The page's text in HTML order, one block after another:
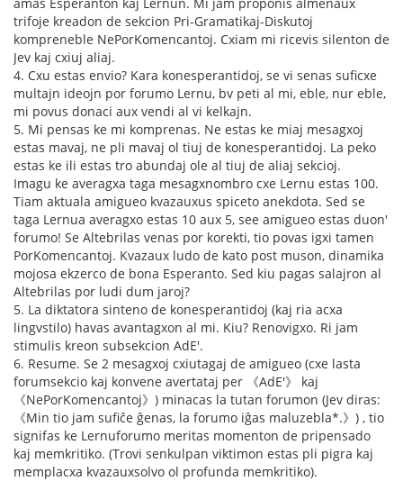
trifoje kreadon de sekcion Pri-Gramatikaj-Diskutoj
kompreneble NePorKomencantoj. Cxiam mi ricevis silenton de
Jev kaj cxiuj aliaj.
4. Cxu estas envio? Kara konesperantidoj, se vi senas suficxe
multajn ideojn por forumo Lernu, bv peti al mi, eble, nur eble,
mi povus donaci aux vendi al vi kelkajn.
5. Mi pensas ke mi komprenas. Ne estas ke miaj mesagxoj
estas mavaj, ne pli mavaj ol tiuj de konesperantidoj. La peko
estas ke ili estas tro abundaj ole al tiuj de aliaj sekcioj.
Imagu ke averagxa taga mesagxnombro cxe Lernu estas 100.
Tiam aktuala amigueo kvazauxus spiceto anekdota. Sed se
taga Lernua averagxo estas 10 aux 5, see amigueo estas duon'
forumo! Se Altebrilas venas por korekti, tio povas igxi tamen
PorKomencantoj. Kvazaux ludo de kato post muson, dinamika
mojosa ekzerco de bona Esperanto. Sed kiu pagas salajron al
Altebrilas por ludi dum jaroj?
5. La diktatora sinteno de konesperantidoj (kaj ria acxa
lingvstilo) havas avantagxon al mi. Kiu? Renovigxo. Ri jam
stimulis kreon subsekcion AdE'.
6. Resume. Se 2 mesagxoj cxiutagaj de amigueo (cxe lasta
forumsekcio kaj konvene avertataj per 《AdE'》 kaj
《NePorKomencantoj》) minacas la tutan forumon (Jev diras:
《Min tio jam sufiĉe ĝenas, la forumo iĝas maluzebla*.》) , tio
signifas ke Lernuforumo meritas momenton de pripensado
kaj memkritiko. (Trovi senkulpan viktimon estas pli pigra kaj
memplacxa kvazauxsolvo ol profunda memkritiko).